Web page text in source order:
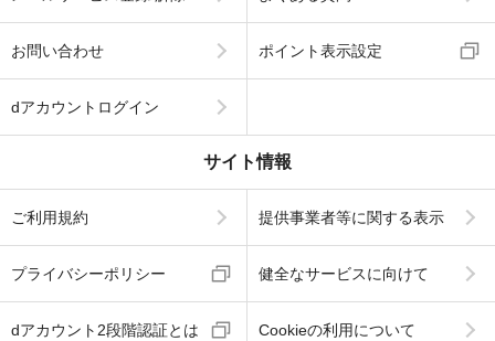
お問い合わせ ポイント表示設定
dアカウントログイン
サイト情報
ご利用規約 提供事業者等に関する表示
プライバシーポリシー 健全なサービスに向けて
dアカウント2段階認証とは Cookieの利用について